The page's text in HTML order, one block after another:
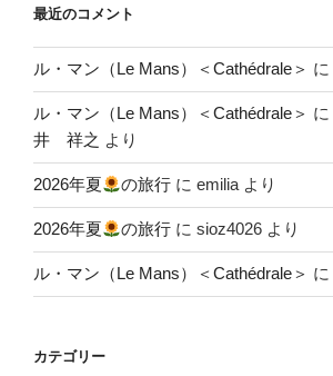
最近のコメント
ル・マン（Le Mans）＜Cathédrale＞ に
ル・マン（Le Mans）＜Cathédrale＞ に
井 祥之 より
2026年夏 の旅行 にemilia より
2026年夏 の旅行 にsioz4026 より
ル・マン（Le Mans）＜Cathédrale＞ に
カテゴリー